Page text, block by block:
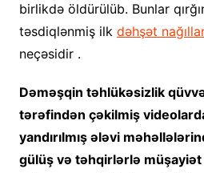
birlikdə öldürülüb. Bunlar
təsdiqlənmiş ilk dəhşət
neçəsidir .
Dəməşqin təhlükəsizlik
tərəfindən çəkilmiş
yandırılmış ələvi
gülüş və təhqirlərlə